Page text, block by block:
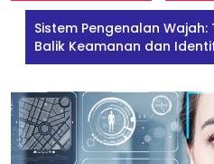
Sistem Pengenalan
Balik Keamanan dan